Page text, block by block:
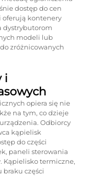
dostęp do cen
oferują kontenery
dystrybutorom
modeli lub
zróżnicowanych
i
opiera się nie
na tym, co dzieje
Odbiorcy
kąpielisk
do części
paneli sterowania
Kąpielisko termiczne,
braku części